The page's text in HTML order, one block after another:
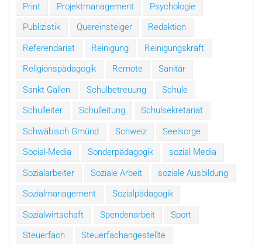
Print
Projektmanagement
Psychologie
Publizistik
Quereinsteiger
Redaktion
Referendariat
Reinigung
Reinigungskraft
Religionspädagogik
Remote
Sanitär
Sankt Gallen
Schulbetreuung
Schule
Schulleiter
Schulleitung
Schulsekretariat
Schwäbisch Gmünd
Schweiz
Seelsorge
Social-Media
Sonderpädagogik
sozial Media
Sozialarbeiter
Soziale Arbeit
soziale Ausbildung
Sozialmanagement
Sozialpädagogik
Sozialwirtschaft
Spendenarbeit
Sport
Steuerfach
Steuerfachangestellte